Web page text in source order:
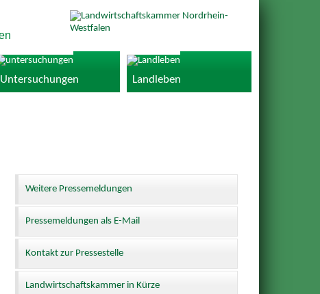
Untersuchungen Landleben
Weitere Pressemeldungen
Pressemeldungen als E-Mail
Kontakt zur Pressestelle
Landwirtschaftskammer in Kürze